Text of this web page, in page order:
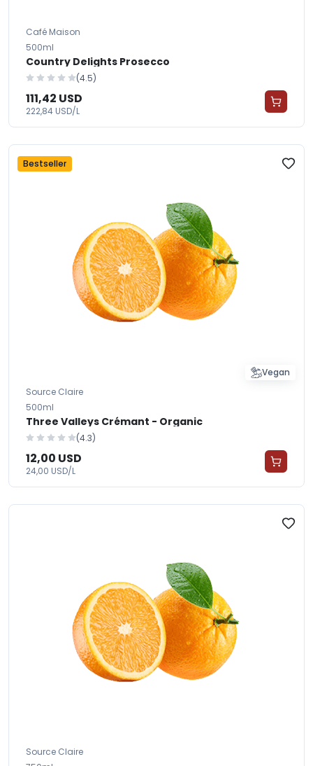
Café Maison
500ml
Country Delights Prosecco
(4.5)
111,42 USD
222,84 USD/L
Bestseller
Vegan
Source Claire
500ml
Three Valleys Crémant - Organic
(4.3)
12,00 USD
24,00 USD/L
Source Claire